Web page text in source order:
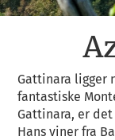
Gattinara ligger
fantastiske
Gattinara, er det
Hans viner fra